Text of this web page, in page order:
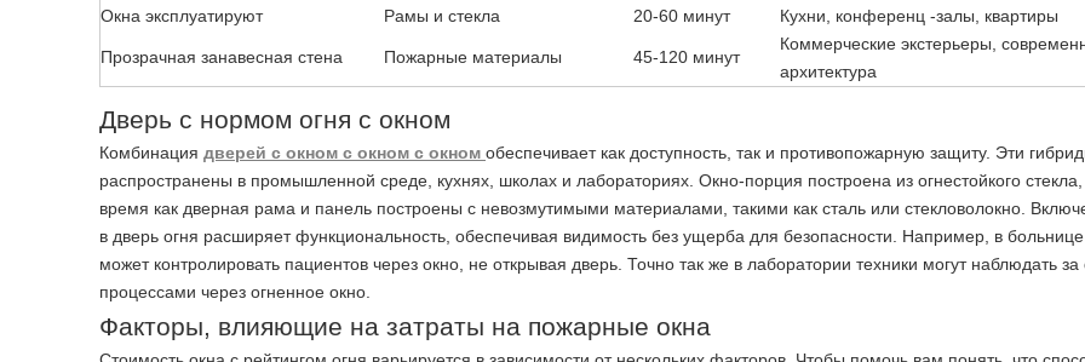
Окна эксплуатируют
Рамы и стекла 20-60 минут Кухни, конференц -залы, квартиры
Прозрачная занавесная стена Пожарные материалы 45-120 минут
Коммерческие экстерьеры,
архитектура
Дверь с нормом огня с окном
Комбинация дверей с окном с окном с окном обеспечивает как доступность, так и противопожарную защиту. Эти
распространены в промышленной среде, кухнях, школах и лабораториях. Окно-порция построена из огнестойкого стекла,
время как дверная рама и панель построены с невозмутимыми материалами, такими как сталь или стекловолокно.
в дверь огня расширяет функциональность, обеспечивая видимость без ущерба для безопасности. Например, в
может контролировать пациентов через окно, не открывая дверь. Точно так же в лаборатории техники могут наблюдать
процессами через огненное окно.
Факторы, влияющие на затраты на пожарные окна